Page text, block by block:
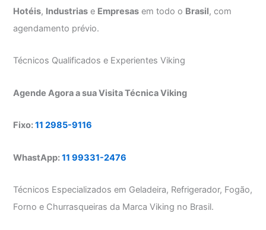
Hotéis, Industrias e Empresas em todo o Brasil, com
agendamento prévio.
Técnicos Qualificados e Experientes Viking
Agende Agora a sua Visita Técnica Viking
Fixo:11 2985-9116
WhastApp:11 99331-2476
Técnicos Especializados em Geladeira, Refrigerador, Fogão,
Forno e Churrasqueiras da Marca Viking no Brasil.